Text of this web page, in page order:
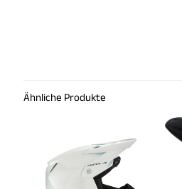
Ähnliche Produkte